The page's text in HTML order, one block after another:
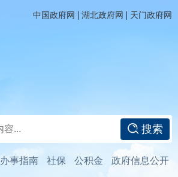
中国政府网 | 湖北政府网 | 天门政府网
搜索
办事指南 社保 公积金 政府信息公开